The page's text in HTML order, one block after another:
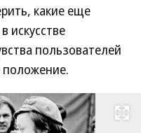
какие еще
искусстве
пользователей
положение.
Развернуть